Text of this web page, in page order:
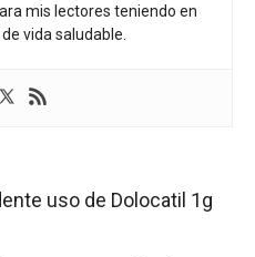
mis lectores teniendo en
vida saludable.
uso de Dolocatil 1g